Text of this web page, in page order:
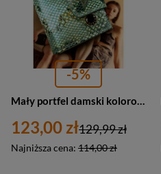
-5%
123,00 zł
Najniższa cena: 114,00 zł
129,99 zł